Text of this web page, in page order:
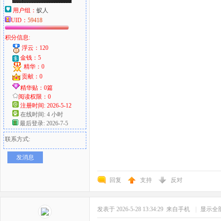
用户组： 蚁人
UID： 59418
积分信息:
浮云：120
金钱：5
精华：0
贡献：0
精华贴：0篇
阅读权限：0
注册时间: 2026-5-12
在线时间: 4 小时
最后登录: 2026-7-5
联系方式:
发消息
回复 支持 反对
发表于 2026-5-28 13:34:29 来自手机 显示全